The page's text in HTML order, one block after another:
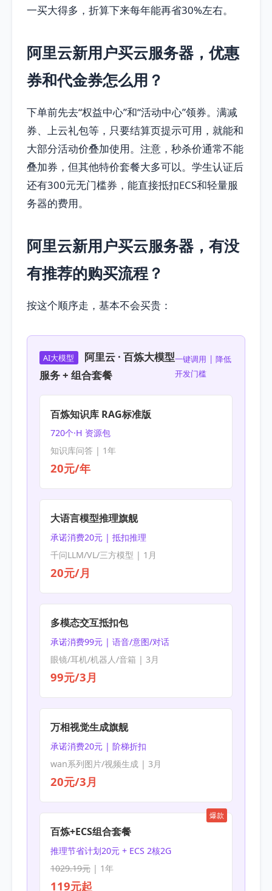
一买大得多，折算下来每年能再省30%左右。
阿里云新用户买云服务器，优惠
券和代金券怎么用？
下单前先去“权益中心”和“活动中心”领券。满减
券、上云礼包等，只要结算页提示可用，就能和
大部分活动价叠加使用。注意，秒杀价通常不能
叠加券，但其他特价套餐大多可以。学生认证后
还有300元无门槛券，能直接抵扣ECS和轻量服
务器的费用。
阿里云新用户买云服务器，有没
有推荐的购买流程？
按这个顺序走，基本不会买贵：
AI大模型
阿里云 · 百炼大模型
服务 + 组合套餐
一键调用 | 降低
开发门槛
百炼知识库 RAG标准版
720个·H 资源包
知识库问答 | 1年
20元/年
大语言模型推理旗舰
承诺消费20元 | 抵扣推理
千问LLM/VL/三方模型 | 1月
20元/月
多模态交互抵扣包
承诺消费99元 | 语音/意图/对话
眼镜/耳机/机器人/音箱 | 3月
99元/3月
万相视觉生成旗舰
承诺消费20元 | 阶梯折扣
wan系列图片/视频生成 | 3月
20元/3月
爆款
百炼+ECS组合套餐
推理节省计划20元 + ECS 2核2G
1029.19元| 1年
119元起